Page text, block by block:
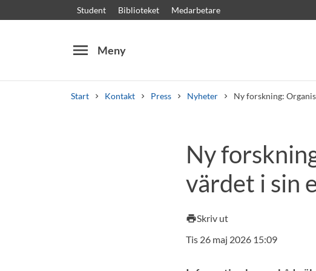
Student Biblioteket Medarbetare
menu Meny
Start Kontakt Press Nyheter Ny forskning:
Kursplaner Välkomstbrev
Ny
värdet i sin
printSkriv ut
Tis 26 maj 2026 15:09